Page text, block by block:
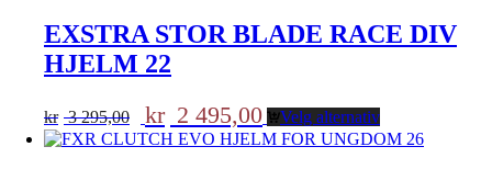
EXSTRA STOR BLADE RACE DIV
HJELM 22
kr 3 295,00
Opprinnelig
pris
var:
kr 2 495,00 Nåværende
pris
er:
Velg alternativ